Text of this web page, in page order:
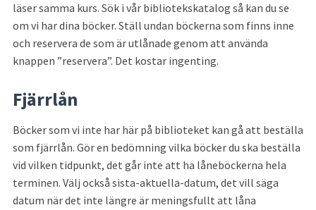
läser samma kurs. Sök i vår bibliotekskatalog så kan du se
om vi har dina böcker. Ställ undan böckerna som finns inne
och reservera de som är utlånade genom att använda
knappen ”reservera”. Det kostar ingenting.
Fjärrlån
Böcker som vi inte har här på biblioteket kan gå att beställa
som fjärrlån. Gör en bedömning vilka böcker du ska beställa
vid vilken tidpunkt, det går inte att ha låneböckerna hela
terminen. Välj också sista-aktuella-datum, det vill säga
datum när det inte längre är meningsfullt att låna